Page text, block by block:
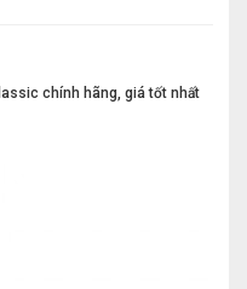
chính hãng, giá tốt nhất